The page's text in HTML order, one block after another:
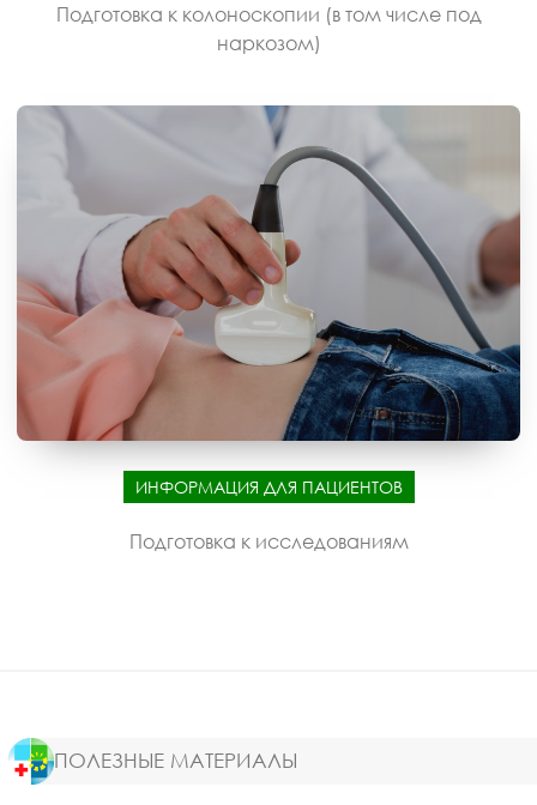
Подготовка к колоноскопии (в том числе под
наркозом)
ИНФОРМАЦИЯ ДЛЯ ПАЦИЕНТОВ
Подготовка к исследованиям
ПОЛЕЗНЫЕ МАТЕРИАЛЫ